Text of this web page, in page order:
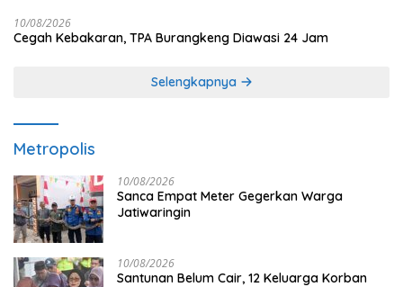
10/08/2026
Cegah Kebakaran, TPA Burangkeng Diawasi 24 Jam
Selengkapnya
Metropolis
10/08/2026
Sanca Empat Meter Gegerkan Warga
Jatiwaringin
10/08/2026
Santunan Belum Cair, 12 Keluarga Korban